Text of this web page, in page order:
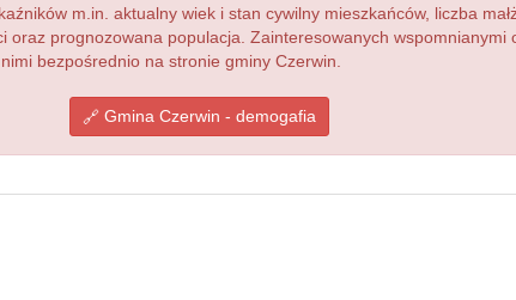
m.in. aktualny wiek i stan cywilny mieszkańców, liczba
oraz prognozowana populacja. Zainteresowanych wspomnianymi
bezpośrednio na stronie gminy Czerwin.
Gmina Czerwin - demogafia